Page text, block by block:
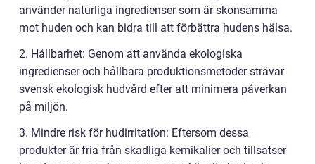
använder naturliga ingredienser som är skonsamma
mot huden och kan bidra till att förbättra hudens hälsa.
2. Hållbarhet: Genom att använda ekologiska
ingredienser och hållbara produktionsmetoder strävar
svensk ekologisk hudvård efter att minimera påverkan
på miljön.
3. Mindre risk för hudirritation: Eftersom dessa
produkter är fria från skadliga kemikalier och tillsatser